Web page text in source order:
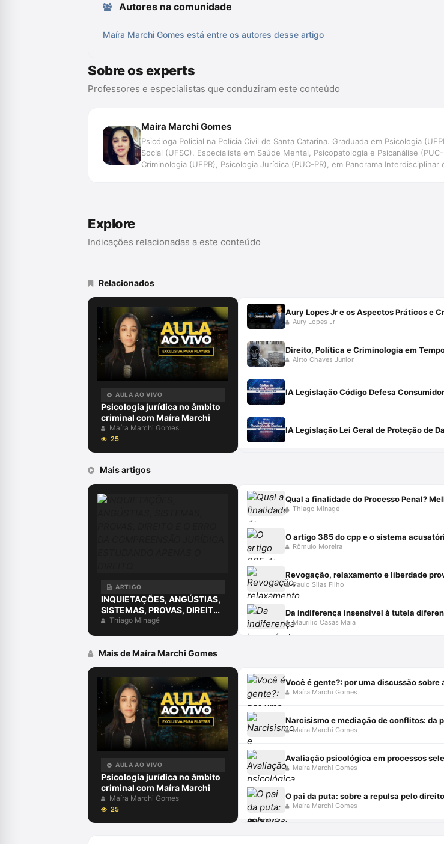
Autores na comunidade
Maíra Marchi Gomes está entre os autores desse artigo
Sobre os experts
Professores e especialistas que conduziram este conteúdo
Maíra Marchi Gomes
Psicóloga Policial na Polícia Civil de Santa Catarina. Graduada em Psicologia
Social (UFSC). Especialista em Saúde Mental, Psicopatologia e Psicanálise
Criminologia (UFPR), Psicologia Jurídica (PUC-PR), em Panorama
Explore
Indicações relacionadas a este conteúdo
Relacionados
AULA AO VIVO
Psicologia jurídica no âmbito
criminal com Maíra Marchi
Maíra Marchi Gomes
25
Aury Lopes Jr e os Aspectos Práticos e
Aury Lopes Jr
Direito, Política e Criminologia em
Airto Chaves Junior
IA Legislação Código Defesa Consumidor
IA Legislação Lei Geral de Proteção de
Mais artigos
ARTIGO
INQUIETAÇÕES, ANGÚSTIAS,
SISTEMAS, PROVAS, DIREITO
E O ERRO DA COMPREENSÃO
Thiago Minagé
Qual a finalidade do Processo Penal?
Thiago Minagé
O artigo 385 do cpp e o sistema
Rômulo Moreira
Paulo Silas Filho
Maurilio Casas Maia
Mais de Maíra Marchi Gomes
AULA AO VIVO
Psicologia jurídica no âmbito
criminal com Maíra Marchi
Maíra Marchi Gomes
25
Você é gente?: por uma discussão sobre
Maíra Marchi Gomes
Narcisismo e mediação de conflitos: da
Maíra Marchi Gomes
Avaliação psicológica em processos
Maíra Marchi Gomes
O pai da puta: sobre a repulsa pelo
Maíra Marchi Gomes